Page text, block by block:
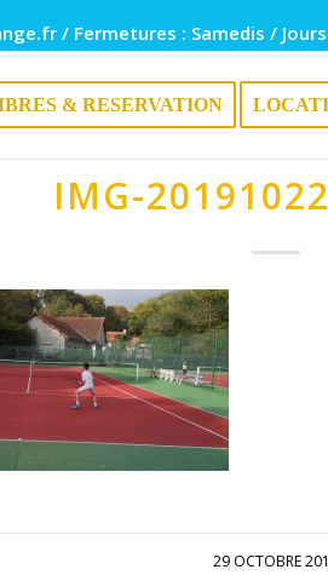
/ Fermetures : Samedis /
& RESERVATION
IMG-
29 OCTOBRE